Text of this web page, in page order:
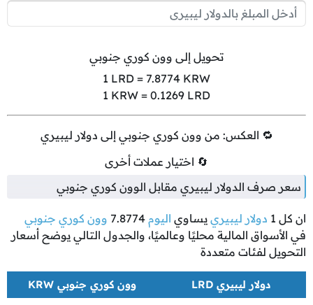
تحويل إلى وون كوري جنوبي
1 LRD = 7.8774 KRW
1 KRW = 0.1269 LRD
🔁 العكس: من وون كوري جنوبي إلى دولار ليبيري
🔄 اختيار عملات أخرى
سعر صرف الدولار ليبيري مقابل الوون كوري جنوبي
ان كل 1 دولار ليبيري يساوي اليوم 7.8774 وون كوري جنوبي
في الأسواق المالية محليًا وعالميًا، والجدول التالي يوضح أسعار
التحويل لفئات متعددة
دولار ليبيري LRD وون كوري جنوبي KRW